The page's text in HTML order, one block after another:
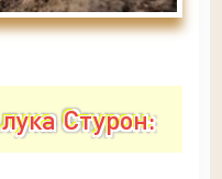
Стурон: